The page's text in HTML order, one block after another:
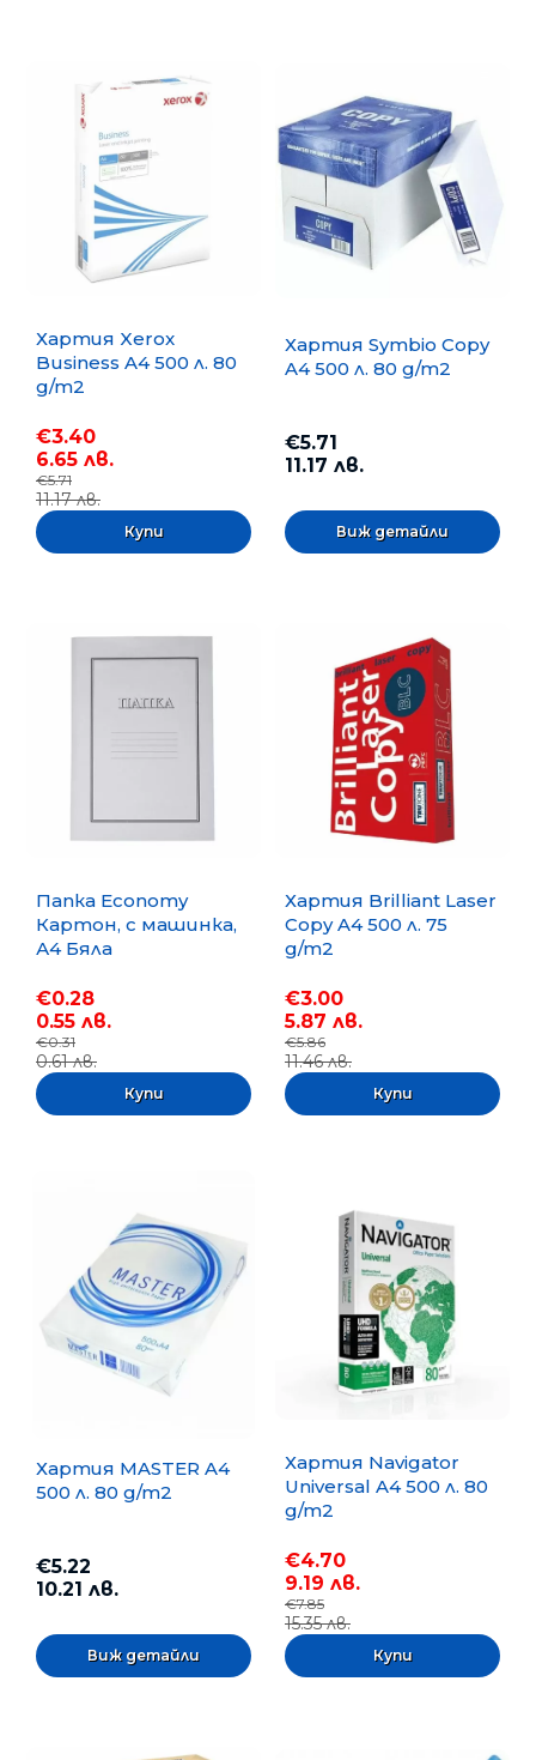
Хартия Xerox
Business A4 500 л. 80
g/m2
€3.40
6.65 лв.
€5.71
11.17 лв.
Хартия Symbio Copy
A4 500 л. 80 g/m2
€5.71
11.17 лв.
Виж детайли
Папка Economy
Картон, с машинка,
А4 Бяла
€0.28
0.55 лв.
€0.31
0.61 лв.
Хартия Brilliant Laser
Copy A4 500 л. 75
g/m2
€3.00
5.87 лв.
€5.86
11.46 лв.
Хартия MASTER A4
500 л. 80 g/m2
€5.22
10.21 лв.
Виж детайли
Хартия Navigator
Universal A4 500 л. 80
g/m2
€4.70
9.19 лв.
€7.85
15.35 лв.